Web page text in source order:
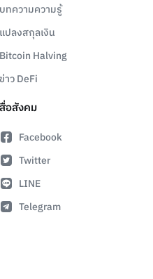
บทความความรู้
แปลงสกุลเงิน
Bitcoin Halving
ข่าว DeFi
สื่อสังคม
Facebook
Twitter
LINE
Telegram